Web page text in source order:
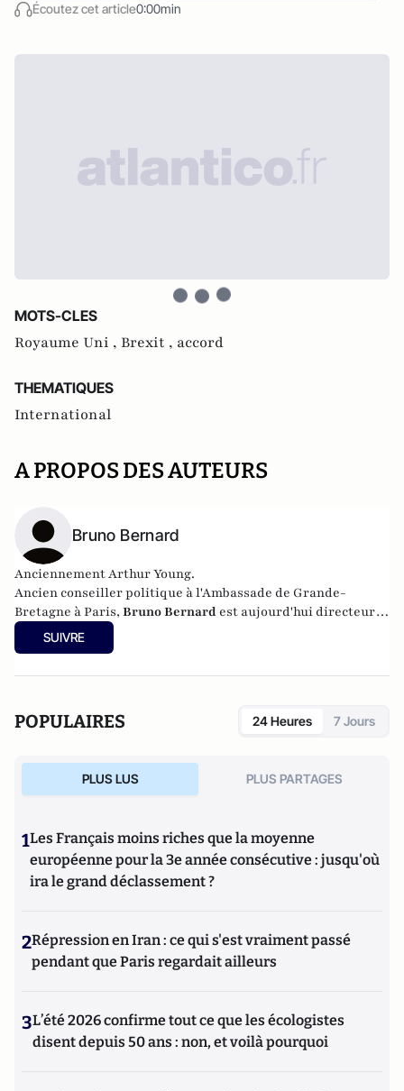
Écoutez cet article0:00min
MOTS-CLES
Royaume Uni , Brexit , accord
THEMATIQUES
International
A PROPOS DES AUTEURS
Bruno Bernard
Anciennement Arthur Young.
Ancien conseiller politique à l'Ambassade de Grande-
Bretagne à Paris, Bruno Bernard est aujourd'hui directeur-
adjoint de cabinet à la mairie du IXème arrondissement de
Paris.
SUIVRE
POPULAIRES 24 Heures 7 Jours
PLUS LUS PLUS PARTAGES
1Les Français moins riches que la moyenne
européenne pour la 3e année consécutive : jusqu'où
ira le grand déclassement ?
2Répression en Iran : ce qui s'est vraiment passé
pendant que Paris regardait ailleurs
3L’été 2026 confirme tout ce que les écologistes
disent depuis 50 ans : non, et voilà pourquoi